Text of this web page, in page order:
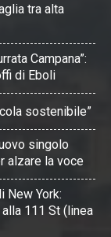
tra alta
Campana”:
di Eboli
sostenibile”
singolo
alzare la voce
New York:
alla 111 St (linea